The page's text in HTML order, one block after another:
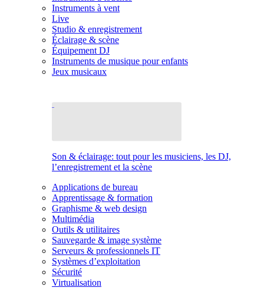
Instruments à vent
Live
Studio & enregistrement
Éclairage & scène
Équipement DJ
Instruments de musique pour enfants
Jeux musicaux
Son & éclairage: tout pour les musiciens, les DJ,
l’enregistrement et la scène
Applications de bureau
Apprentissage & formation
Graphisme & web design
Multimédia
Outils & utilitaires
Sauvegarde & image système
Serveurs & professionnels IT
Systèmes d’exploitation
Sécurité
Virtualisation